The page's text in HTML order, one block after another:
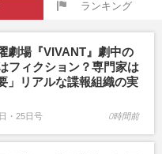
ランキング
劇場『VIVANT』劇中の
フィクション？専門家は
」リアルな諜報組織の実
・25日号 0時間前